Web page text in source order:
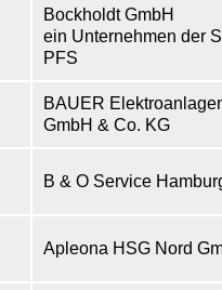
Bockholdt GmbH
ein Unternehmen der
PFS
BAUER
GmbH & Co. KG
B & O Service
Apleona HSG Nord